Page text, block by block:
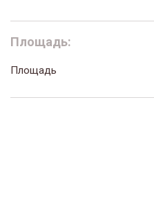
Площадь:
Площадь